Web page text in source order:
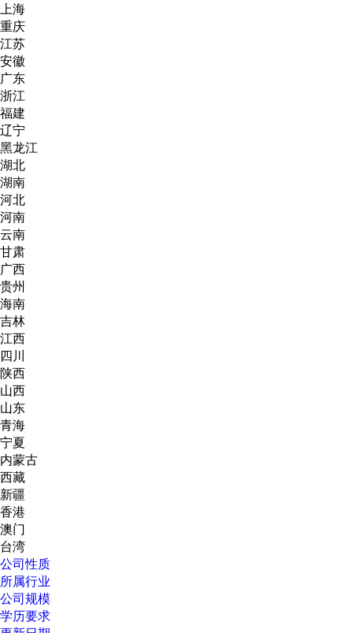
上海
重庆
江苏
安徽
广东
浙江
福建
辽宁
黑龙江
湖北
湖南
河北
河南
云南
甘肃
广西
贵州
海南
吉林
江西
四川
陕西
山西
山东
青海
宁夏
内蒙古
西藏
新疆
香港
澳门
台湾
公司性质
所属行业
公司规模
学历要求